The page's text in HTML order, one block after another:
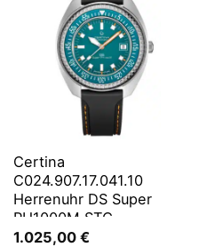
Certina
C024.907.17.041.10
Herrenuhr DS Super
PH1000M STC
1.025,00 €